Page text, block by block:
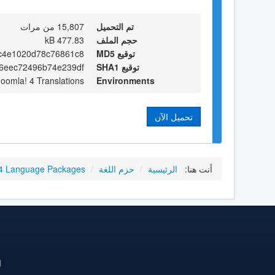
تم التحميل
15,807 من مرات
حجم الملف
477.83 kB
توقيع MD5
توقيع SHA1
Environments
4 Translations
تحميل الآن
أنت هنا: الرئيسية / حزم اللغة /
Language Packages